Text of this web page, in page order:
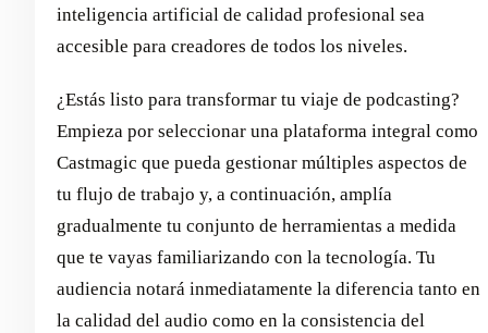
inteligencia artificial de calidad profesional sea
accesible para creadores de todos los niveles.
¿Estás listo para transformar tu viaje de podcasting?
Empieza por seleccionar una plataforma integral como
Castmagic que pueda gestionar múltiples aspectos de
tu flujo de trabajo y, a continuación, amplía
gradualmente tu conjunto de herramientas a medida
que te vayas familiarizando con la tecnología. Tu
audiencia notará inmediatamente la diferencia tanto en
la calidad del audio como en la consistencia del